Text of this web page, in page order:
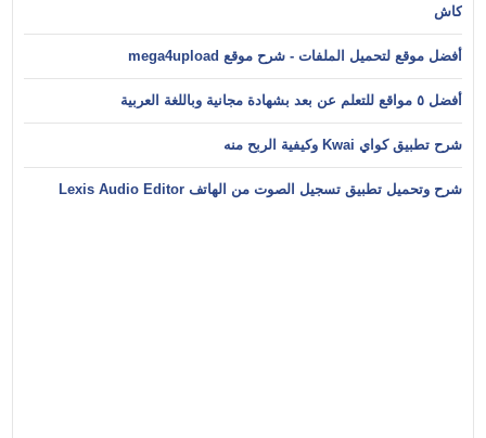
كاش
أفضل موقع لتحميل الملفات - شرح موقع mega4upload
أفضل ٥ مواقع للتعلم عن بعد بشهادة مجانية وباللغة العربية
شرح تطبيق كواي Kwai وكيفية الربح منه
شرح وتحميل تطبيق تسجيل الصوت من الهاتف Lexis Audio Editor